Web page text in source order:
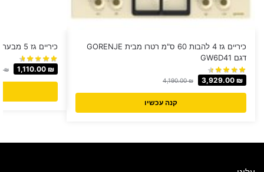
כיריים גז 4 להבות 60 ס"מ רטרו מבית GORENJE
דגם GW6D41
4,190.00₪ 3,929.00 ₪
קנה עכשיו
כיריים גז 5 מבערים Sachs דגם EF570GS
₪ 1,110.00 ₪